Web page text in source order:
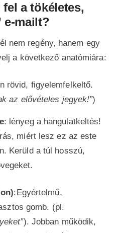
a tökéletes,
e-mailt?
nem regény, hanem egy
a következő anatómiára:
rövid, figyelemfelkeltő.
az elővételes jegyek!”)
: lényeg a hangulatkeltés!
miért lesz ez az este
Kerüld a túl hosszú,
:Egyértelmű,
gomb. (pl.
). Jobban működik,